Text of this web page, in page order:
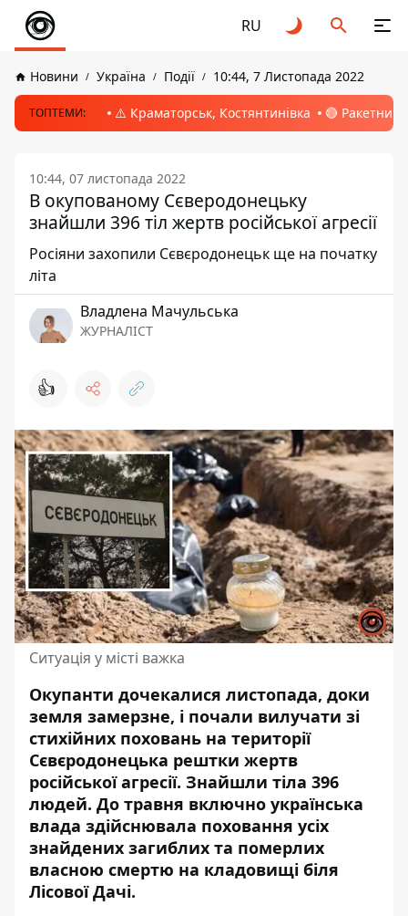
RU
Новини Україна Події 10:44, 7 Листопада 2022
ТОПТЕМИ: ⚠️ Краматорськ, Костянтинівка 🔴 Ракетний
10:44, 07 листопада 2022
В окупованому Сєверодонецьку
знайшли 396 тіл жертв російської агресії
Росіяни захопили Сєвєродонецьк ще на початку
літа
Владлена Мачульська
ЖУРНАЛІСТ
👍
Ситуація у місті важка
Окупанти дочекалися листопада, доки
земля замерзне, і почали вилучати зі
стихійних поховань на території
Сєвєродонецька рештки жертв
російської агресії. Знайшли тіла 396
людей. До травня включно українська
влада здійснювала поховання усіх
знайдених загиблих та померлих
власною смертю на кладовищі біля
Лісової Дачі.